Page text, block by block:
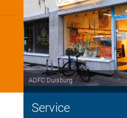
ADFC Duisburg
Service